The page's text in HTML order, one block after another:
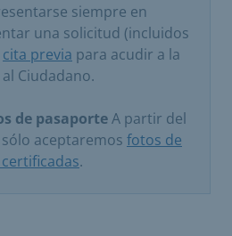
siempre en
una solicitud (incluidos
cita previa para acudir a la
Ciudadano.
de pasaporteA partir del
aceptaremos fotos de
.